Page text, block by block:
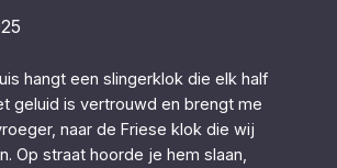
hangt een slingerklok die elk half
geluid is vertrouwd en brengt me
naar de Friese klok die wij
Op straat hoorde je hem slaan,